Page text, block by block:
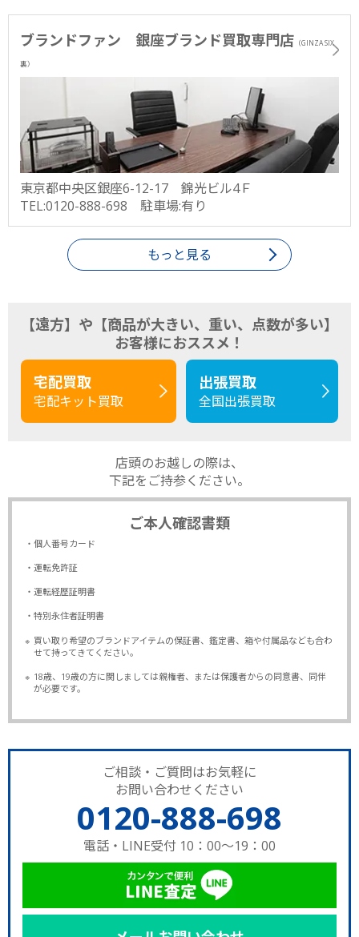
ブランドファン 銀座ブランド買取専門店 （GINZA SIX
裏）
東京都中央区銀座6-12-17 錦光ビル4Ｆ
TEL:0120-888-698 駐車場:有り
もっと見る
【遠方】や【商品が大きい、重い、点数が多い】
お客様におススメ！
宅配買取
宅配キット買取
出張買取
全国出張買取
店頭のお越しの際は、
下記をご持参ください。
ご本人確認書類
・個人番号カード
・運転免許証
・運転経歴証明書
・特別永住者証明書
※ 買い取り希望のブランドアイテムの保証書、鑑定書、箱や付属品なども合わ
せて持ってきてください。
※ 18歳、19歳の方に関しましては親権者、または保護者からの同意書、同伴
が必要です。
ご相談・ご質問はお気軽に
お問い合わせください
0120-888-698
電話・LINE受付 10：00～19：00